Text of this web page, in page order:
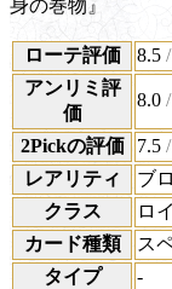
身の巻物』
ローテ評価 8.5
アンリミ評
価
8.0
2Pickの評価 7.5
レアリティ
ブ
クラス
ロ
カード種類
ス
タイプ
-